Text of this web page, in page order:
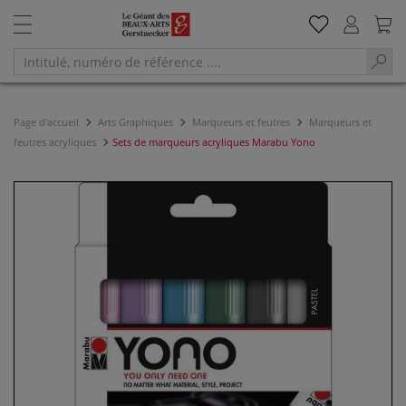
Page d'accueil Arts Graphiques Marqueurs et feutres
Marqueurs et
feutres acryliques
Sets de marqueurs acryliques Marabu Yono